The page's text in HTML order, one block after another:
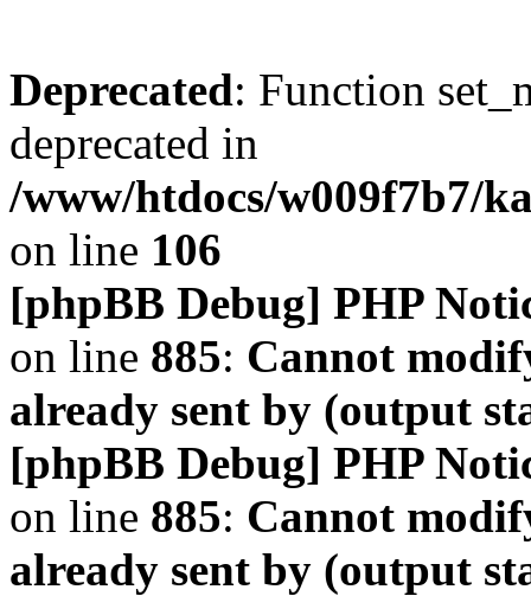
Deprecated: Function
deprecated in
/www/htdocs/w009f7b7/
on line 106
[phpBB Debug] PHP
on line 885: Cannot
already sent by (output
[phpBB Debug] PHP
on line 885: Cannot
already sent by (output